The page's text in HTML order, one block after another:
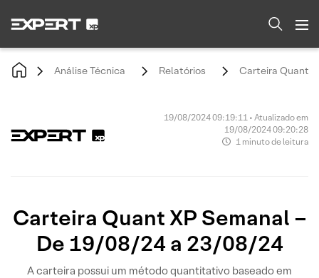
Análise Técnica Relatórios Carteira Quant
19/08/2024 09:19:11 • Atualizado em
19/08/2024 09:20:28
1 minuto de leitura
Carteira Quant XP Semanal –
De 19/08/24 a 23/08/24
A carteira possui um método quantitativo baseado em